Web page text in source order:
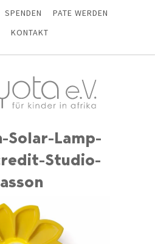
SPENDEN
PATE WERDEN
KONTAKT
Solar-Lamp-
Studio-